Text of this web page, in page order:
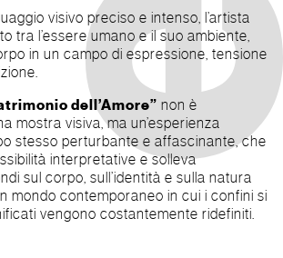
visivo preciso e intenso, l’artista
tra l’essere umano e il suo ambiente,
in un campo di espressione, tensione
dell’Amore” non è
mostra visiva, ma un’esperienza
stesso perturbante e affascinante, che
interpretative e solleva
sul corpo, sull’identità e sulla natura
mondo contemporaneo in cui i confini si
vengono costantemente ridefiniti.